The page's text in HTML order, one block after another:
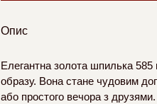
Опис
Елегантна золота шпилька
образу. Вона стане чудовим
або простого вечора з